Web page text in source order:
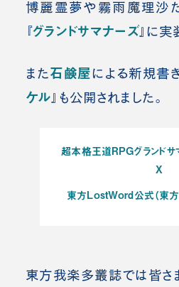
博麗霊夢や霧雨魔理沙た
『グランドサマナーズ』に実
また 石鹸屋による新規書
ケル』も公開されました。
超本格王道RPGグランドサ
X
東方LostWord公式（東方
東方我楽多叢誌では皆さ